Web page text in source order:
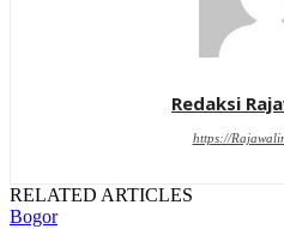
Redaksi
https://
RELATED ARTICLES
Bogor